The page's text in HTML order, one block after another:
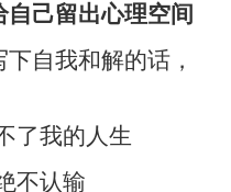
己留出心理空间
自我和解的话，
了我的人生
不认输